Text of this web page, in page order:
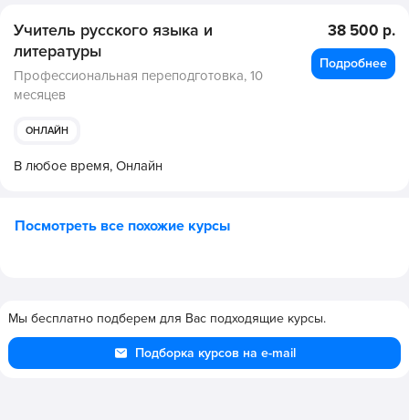
Учитель русского языка и
литературы
Профессиональная переподготовка, 10
месяцев
ОНЛАЙН
В любое время, Онлайн
38 500 р.
Подробнее
Посмотреть все похожие курсы
Мы бесплатно подберем для Вас подходящие курсы.
Подборка курсов на e-mail